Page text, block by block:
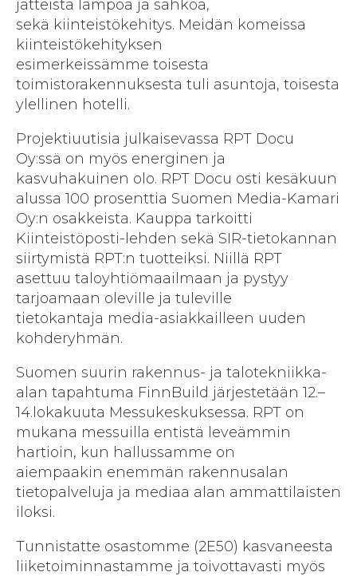
jätteistä lämpöä ja sähköä,
sekä kiinteistökehitys. Meidän komeissa
kiinteistökehityksen
esimerkeissämme toisesta
toimistorakennuksesta tuli asuntoja, toisesta
ylellinen hotelli.
Projektiuutisia julkaisevassa RPT Docu
Oy:ssä on myös energinen ja
kasvuhakuinen olo. RPT Docu osti kesäkuun
alussa 100 prosenttia Suomen Media-Kamari
Oy:n osakkeista. Kauppa tarkoitti
Kiinteistöposti-lehden sekä SIR-tietokannan
siirtymistä RPT:n tuotteiksi. Niillä RPT
asettuu taloyhtiömaailmaan ja pystyy
tarjoamaan oleville ja tuleville
tietokantaja media-asiakkailleen uuden
kohderyhmän.
Suomen suurin rakennus- ja talotekniikka-
alan tapahtuma FinnBuild järjestetään 12.–
14.lokakuuta Messukeskuksessa. RPT on
mukana messuilla entistä leveämmin
hartioin, kun hallussamme on
aiempaakin enemmän rakennusalan
tietopalveluja ja mediaa alan ammattilaisten
iloksi.
Tunnistatte osastomme (2E50) kasvaneesta
liiketoiminnastamme ja toivottavasti myös